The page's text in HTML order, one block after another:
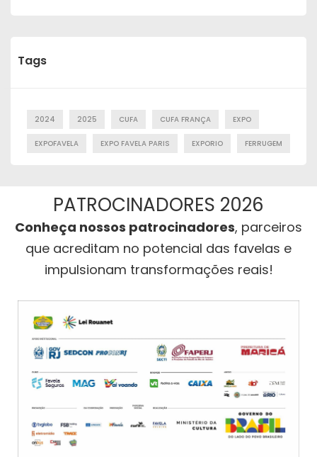
Tags
2024 2025 CUFA CUFA FRANÇA EXPO
EXPOFAVELA EXPO FAVELA PARIS EXPORIO FERRUGEM
PATROCINADORES 2026
Conheça nossos patrocinadores, parceiros
que acreditam no potencial das favelas e
impulsionam transformações reais!